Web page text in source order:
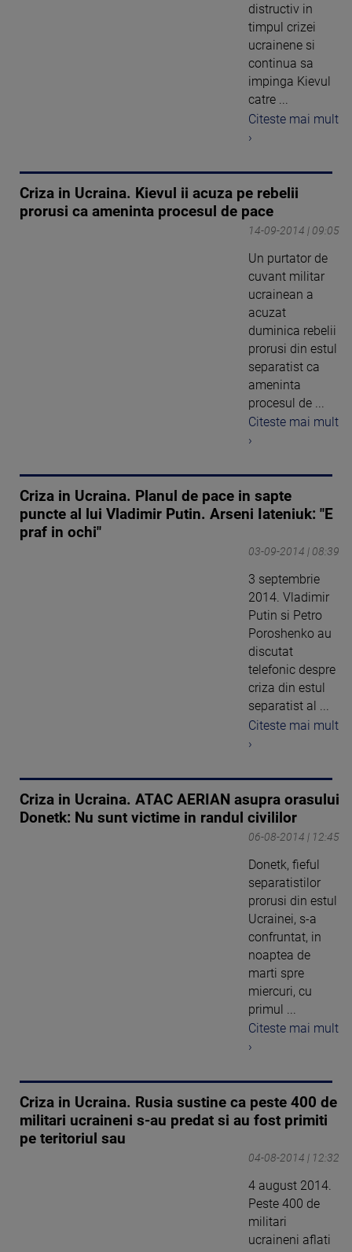
distructiv in
timpul crizei
ucrainene si
continua sa
impinga Kievul
catre ...
Citeste mai mult
›
Criza in Ucraina. Kievul ii acuza pe rebelii
prorusi ca ameninta procesul de pace
14-09-2014 | 09:05
Un purtator de
cuvant militar
ucrainean a
acuzat
duminica rebelii
prorusi din estul
separatist ca
ameninta
procesul de ...
Citeste mai mult
›
Criza in Ucraina. Planul de pace in sapte
puncte al lui Vladimir Putin. Arseni Iateniuk: "E
praf in ochi"
03-09-2014 | 08:39
3 septembrie
2014. Vladimir
Putin si Petro
Poroshenko au
discutat
telefonic despre
criza din estul
separatist al ...
Citeste mai mult
›
Criza in Ucraina. ATAC AERIAN asupra orasului
Donetk: Nu sunt victime in randul civililor
06-08-2014 | 12:45
Donetk, fieful
separatistilor
prorusi din estul
Ucrainei, s-a
confruntat, in
noaptea de
marti spre
miercuri, cu
primul ...
Citeste mai mult
›
Criza in Ucraina. Rusia sustine ca peste 400 de
militari ucraineni s-au predat si au fost primiti
pe teritoriul sau
04-08-2014 | 12:32
4 august 2014.
Peste 400 de
militari
ucraineni aflati